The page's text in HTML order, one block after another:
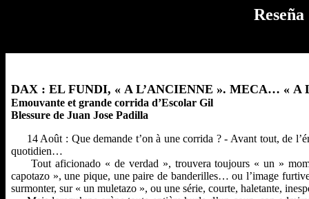
DAX : EL FUNDI, « A L’ANCIENNE ». MECA… « A
Emouvante et grande corrida d’Escolar Gil
Blessure de Juan Jose Padilla
14 Août : Que demande t’on à une corrida ? - Avant tout, de
quotidien…
Tout aficionado « de verdad », trouvera toujours « un »
capotazo », une pique, une paire de banderilles… ou l’image
surmonter, sur « un muletazo », ou une série, courte, haletante,